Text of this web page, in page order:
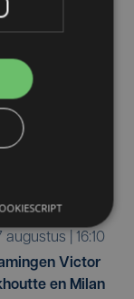
augustus | 16:12
start
Genk:
zou ik onze
augustus | 16:10
Victor
en Milan